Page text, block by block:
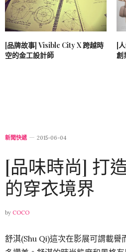
[品牌故事] Visible City X 跨越時
空的金工設計師
[
創
新聞快遞 2015-06-04
[品味時尚] 打
的穿衣境界
by COCO
舒淇(Shu Qi)這次在影展可謂載譽